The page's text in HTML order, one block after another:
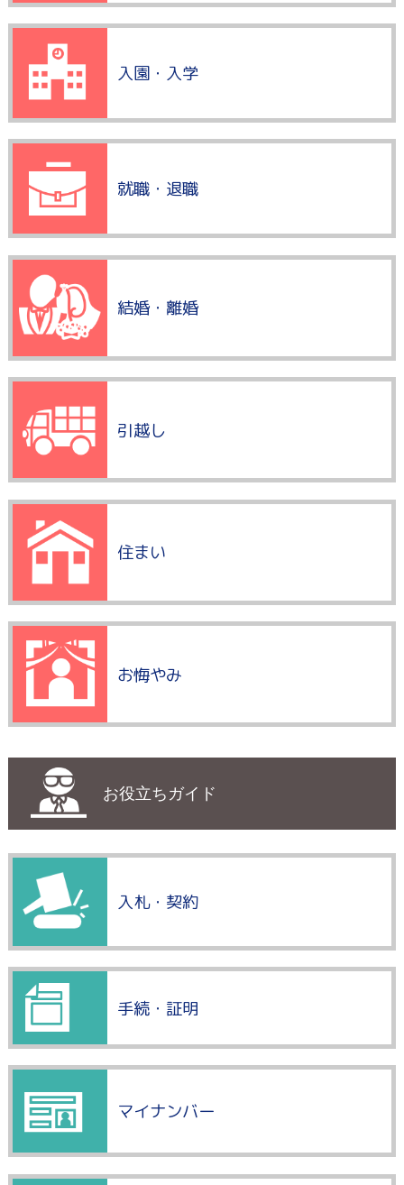
入園・入学
就職・退職
結婚・離婚
引越し
住まい
お悔やみ
お役立ちガイド
入札・契約
手続・証明
マイナンバー